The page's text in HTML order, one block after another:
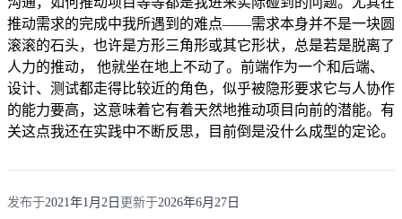
推动需求的完成中我所遇到的难点——需求本身并不是一块圆
滚滚的石头，也许是方形三角形或其它形状，总是若是脱离了
人力的推动， 他就坐在地上不动了。前端作为一个和后端、
设计、测试都走得比较近的角色，似乎被隐形要求它与人协作
的能力要高，这意味着它有着天然地推动项目向前的潜能。有
关这点我还在实践中不断反思，目前倒是没什么成型的定论。
发布于2021年1月2日 更新于2026年6月27日